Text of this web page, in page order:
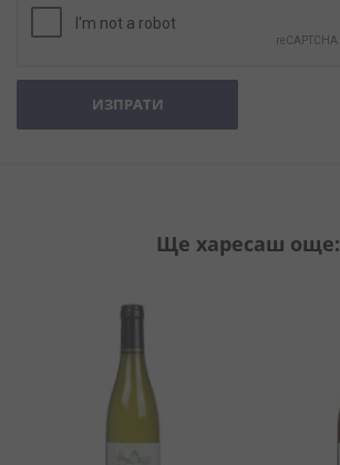
ИЗПРАТИ
Ще харесаш още: